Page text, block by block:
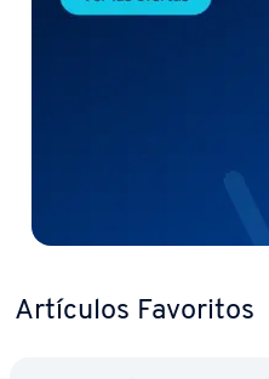
Artículos Favoritos